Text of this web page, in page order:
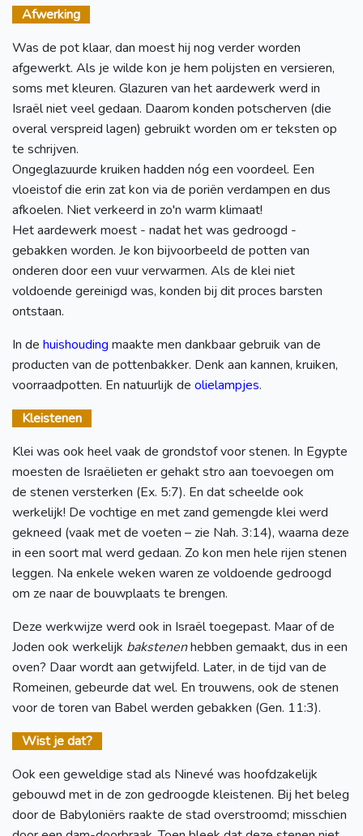
Afwerking
Was de pot klaar, dan moest hij nog verder worden
afgewerkt. Als je wilde kon je hem polijsten en versieren,
soms met kleuren. Glazuren van het aardewerk werd in
Israël niet veel gedaan. Daarom konden potscherven (die
overal verspreid lagen) gebruikt worden om er teksten op
te schrijven.
Ongeglazuurde kruiken hadden nóg een voordeel. Een
vloeistof die erin zat kon via de poriën verdampen en dus
afkoelen. Niet verkeerd in zo'n warm klimaat!
Het aardewerk moest - nadat het was gedroogd -
gebakken worden. Je kon bijvoorbeeld de potten van
onderen door een vuur verwarmen. Als de klei niet
voldoende gereinigd was, konden bij dit proces barsten
ontstaan.
In de huishouding maakte men dankbaar gebruik van de
producten van de pottenbakker. Denk aan kannen, kruiken,
voorraadpotten. En natuurlijk de olielampjes.
Kleistenen
Klei was ook heel vaak de grondstof voor stenen. In Egypte
moesten de Israëlieten er gehakt stro aan toevoegen om
de stenen versterken (Ex. 5:7). En dat scheelde ook
werkelijk! De vochtige en met zand gemengde klei werd
gekneed (vaak met de voeten – zie Nah. 3:14), waarna deze
in een soort mal werd gedaan. Zo kon men hele rijen stenen
leggen. Na enkele weken waren ze voldoende gedroogd
om ze naar de bouwplaats te brengen.
Deze werkwijze werd ook in Israël toegepast. Maar of de
Joden ook werkelijk bakstenenhebben gemaakt, dus in een
oven? Daar wordt aan getwijfeld. Later, in de tijd van de
Romeinen, gebeurde dat wel. En trouwens, ook de stenen
voor de toren van Babel werden gebakken (Gen. 11:3).
Wist je dat?
Ook een geweldige stad als Ninevé was hoofdzakelijk
gebouwd met in de zon gedroogde kleistenen. Bij het beleg
door de Babyloniërs raakte de stad overstroomd; misschien